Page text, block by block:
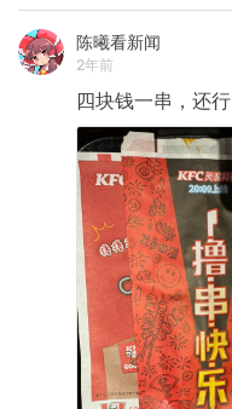
陈曦看新闻
2年前
四块钱一串，还行